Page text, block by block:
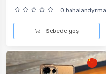
0 bahalandyrma
Sebede goş